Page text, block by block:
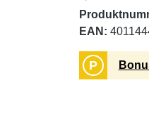
EAN:
P